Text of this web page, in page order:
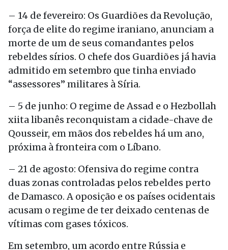
– 14 de fevereiro: Os Guardiões da Revolução,
força de elite do regime iraniano, anunciam a
morte de um de seus comandantes pelos
rebeldes sírios. O chefe dos Guardiões já havia
admitido em setembro que tinha enviado
“assessores” militares à Síria.
– 5 de junho: O regime de Assad e o Hezbollah
xiita libanês reconquistam a cidade-chave de
Qousseir, em mãos dos rebeldes há um ano,
próxima à fronteira com o Líbano.
– 21 de agosto: Ofensiva do regime contra
duas zonas controladas pelos rebeldes perto
de Damasco. A oposição e os países ocidentais
acusam o regime de ter deixado centenas de
vítimas com gases tóxicos.
Em setembro, um acordo entre Rússia e